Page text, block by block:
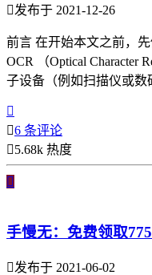
发布于 2021-12-26
前言 在开始本文之前，
OCR （Optical Character
子设备（例如扫描仪或数

6 条评论
5.68k 热度

手慢无：免费领取
发布于 2021-06-02